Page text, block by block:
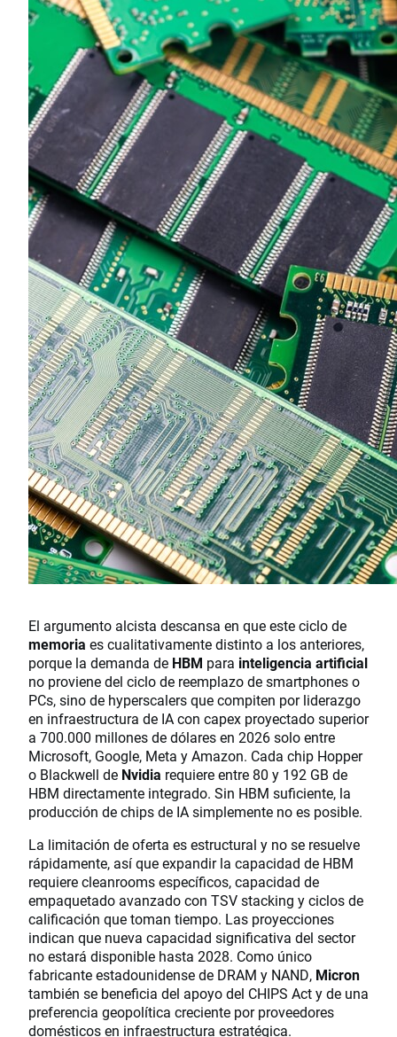
El argumento alcista descansa en que este ciclo de
memoria es cualitativamente distinto a los anteriores,
porque la demanda de HBM para inteligencia artificial
no proviene del ciclo de reemplazo de smartphones o
PCs, sino de hyperscalers que compiten por liderazgo
en infraestructura de IA con capex proyectado superior
a 700.000 millones de dólares en 2026 solo entre
Microsoft, Google, Meta y Amazon. Cada chip Hopper
o Blackwell de Nvidia requiere entre 80 y 192 GB de
HBM directamente integrado. Sin HBM suficiente, la
producción de chips de IA simplemente no es posible.
La limitación de oferta es estructural y no se resuelve
rápidamente, así que expandir la capacidad de HBM
requiere cleanrooms específicos, capacidad de
empaquetado avanzado con TSV stacking y ciclos de
calificación que toman tiempo. Las proyecciones
indican que nueva capacidad significativa del sector
no estará disponible hasta 2028. Como único
fabricante estadounidense de DRAM y NAND, Micron
también se beneficia del apoyo del CHIPS Act y de una
preferencia geopolítica creciente por proveedores
domésticos en infraestructura estratégica.